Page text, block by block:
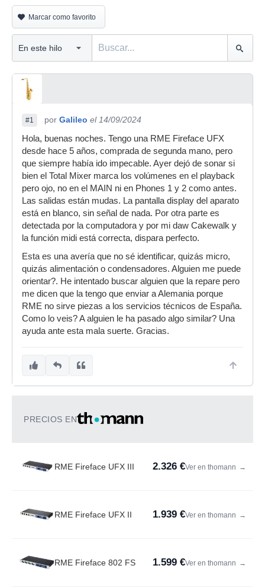
Marcar como favorito
#1 por Galileo el 14/09/2024
Hola, buenas noches. Tengo una RME Fireface UFX
desde hace 5 años, comprada de segunda mano, pero
que siempre había ido impecable. Ayer dejó de sonar si
bien el Total Mixer marca los volúmenes en el playback
pero ojo, no en el MAIN ni en Phones 1 y 2 como antes.
Las salidas están mudas. La pantalla display del aparato
está en blanco, sin señal de nada. Por otra parte es
detectada por la computadora y por mi daw Cakewalk y
la función midi está correcta, dispara perfecto.
Esta es una avería que no sé identificar, quizás micro,
quizás alimentación o condensadores. Alguien me puede
orientar?. He intentado buscar alguien que la repare pero
me dicen que la tengo que enviar a Alemania porque
RME no sirve piezas a los servicios técnicos de España.
Como lo veis? A alguien le ha pasado algo similar? Una
ayuda ante esta mala suerte. Gracias.
PRECIOS EN
RME Fireface UFX III 2.326 €Ver en thomann →
RME Fireface UFX II 1.939 €Ver en thomann →
RME Fireface 802 FS 1.599 €Ver en thomann →